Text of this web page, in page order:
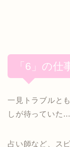
「6」の仕
一見トラブルと
しが待っていた
占い師など、ス